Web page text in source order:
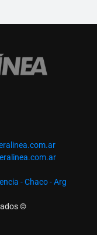
- Chaco - Arg
©